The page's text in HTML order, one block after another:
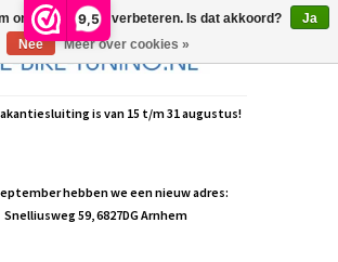
9,5
is van 15 t/m 31 augustus!
hebben we een nieuw adres:
Snelliusweg 59, 6827DG Arnhem
onze website te verbeteren. Is dat akkoord?
Ja
Nee
Meer over cookies »